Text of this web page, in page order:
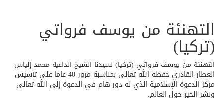
التهنئة من يوسف فرواتي
(تركيا)
التهنئة من يوسف فرواتي (تركيا) لسيدنا الشيخ الداعية محمد إلياس
العطار القادري حفظه الله تعالى بمناسبة مرور 40 عاما على تأسيس
مركز الدعوة الإسلامية الذي له دور هام في الدعوة إلى الله تعالى
ونشر الخير حول العالم.